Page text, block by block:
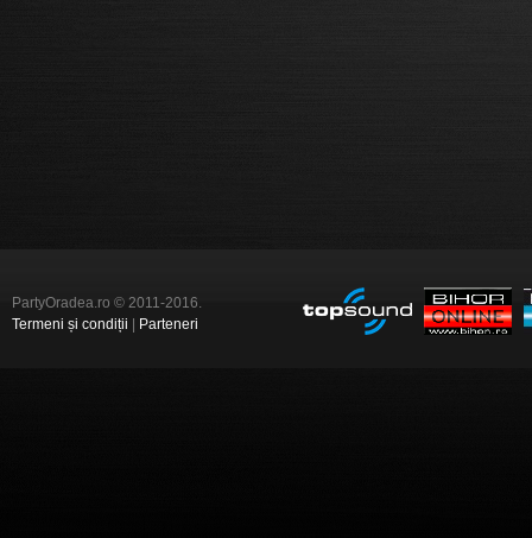
PartyOradea.ro © 2011-2016.
Termeni și condiții
Parteneri